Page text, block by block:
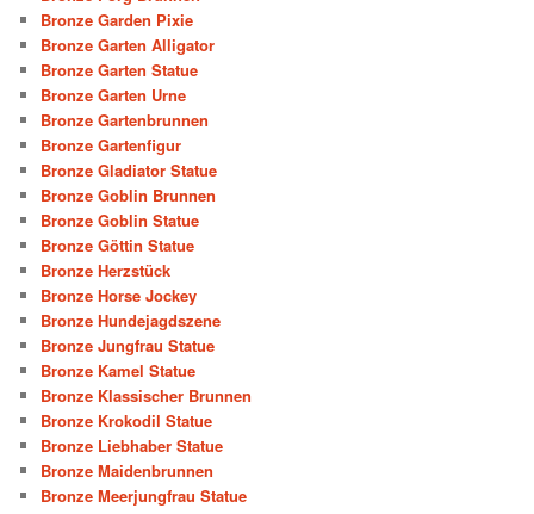
Bronze Garden Pixie
Bronze Garten Alligator
Bronze Garten Statue
Bronze Garten Urne
Bronze Gartenbrunnen
Bronze Gartenfigur
Bronze Gladiator Statue
Bronze Goblin Brunnen
Bronze Goblin Statue
Bronze Göttin Statue
Bronze Herzstück
Bronze Horse Jockey
Bronze Hundejagdszene
Bronze Jungfrau Statue
Bronze Kamel Statue
Bronze Klassischer Brunnen
Bronze Krokodil Statue
Bronze Liebhaber Statue
Bronze Maidenbrunnen
Bronze Meerjungfrau Statue